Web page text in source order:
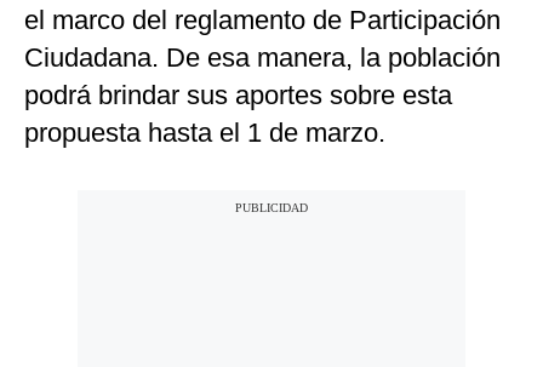
el marco del reglamento de Participación
Ciudadana. De esa manera, la población
podrá brindar sus aportes sobre esta
propuesta hasta el 1 de marzo.